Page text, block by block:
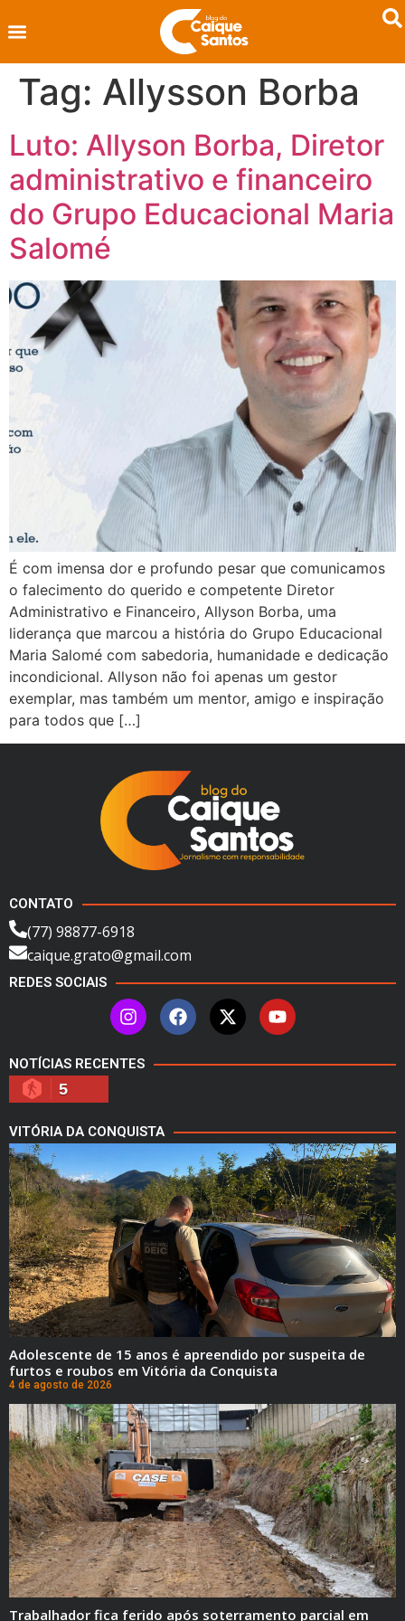
Tag: Allysson Borba
Luto: Allyson Borba, Diretor
administrativo e financeiro
do Grupo Educacional Maria
Salomé
É com imensa dor e profundo pesar que comunicamos
o falecimento do querido e competente Diretor
Administrativo e Financeiro, Allyson Borba, uma
liderança que marcou a história do Grupo Educacional
Maria Salomé com sabedoria, humanidade e dedicação
incondicional. Allyson não foi apenas um gestor
exemplar, mas também um mentor, amigo e inspiração
para todos que […]
CONTATO
(77) 98877-6918
caique.grato@gmail.com
REDES SOCIAIS
NOTÍCIAS RECENTES
5
VITÓRIA DA CONQUISTA
Adolescente de 15 anos é apreendido por suspeita de
furtos e roubos em Vitória da Conquista
4 de agosto de 2026
Trabalhador fica ferido após soterramento parcial em